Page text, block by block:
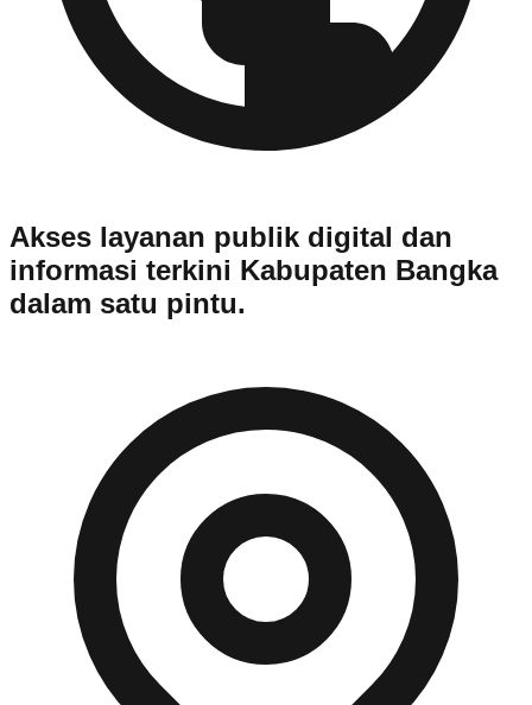
Akses layanan publik digital dan
informasi terkini Kabupaten Bangka
dalam satu pintu.